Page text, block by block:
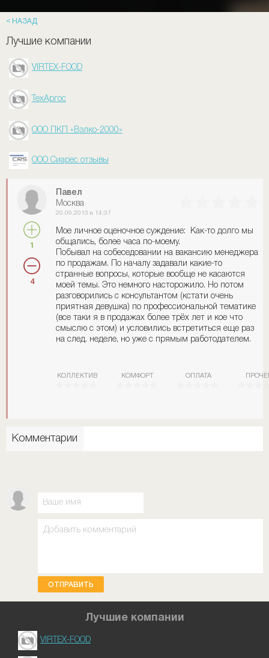
НАЗАД
Лучшие компании
VIRTEX-FOOD
ТехАргос
ООО ПКП «Вэлко-2000»
ООО Сиарес отзывы
1
4
Павел
Москва
20.09.2013 в 14:37
Мое личное оценочное суждение: Как-то долго мы
общались, более часа по-моему.
Побывал на собеседовании на вакансию менеджера
по продажам. По началу задавали какие-то
странные вопросы, которые вообще не касаются
моей темы. Это немного насторожило. Но потом
разговорились с консультантом (кстати очень
приятная девушка) по профессиональной тематике
(все таки я в продажах более трёх лет и кое что
смыслю с этом) и условились встретиться еще раз
на след. неделе, но уже с прямым работодателем.
КОЛЛЕКТИВ КОМФОРТ ОПЛАТА
Комментарии
ОТПРАВИТЬ
Лучшие компании
VIRTEX-FOOD